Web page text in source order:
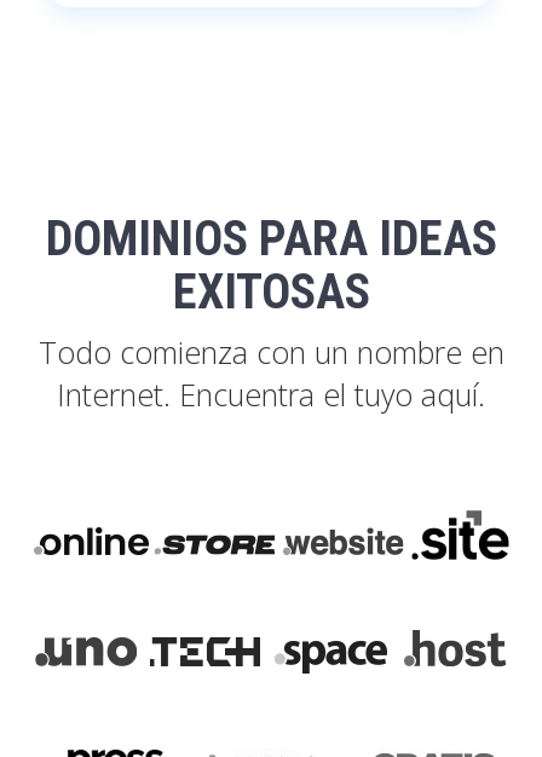
DOMINIOS PARA IDEAS
EXITOSAS
Todo comienza con un nombre en
Internet. Encuentra el tuyo aquí.